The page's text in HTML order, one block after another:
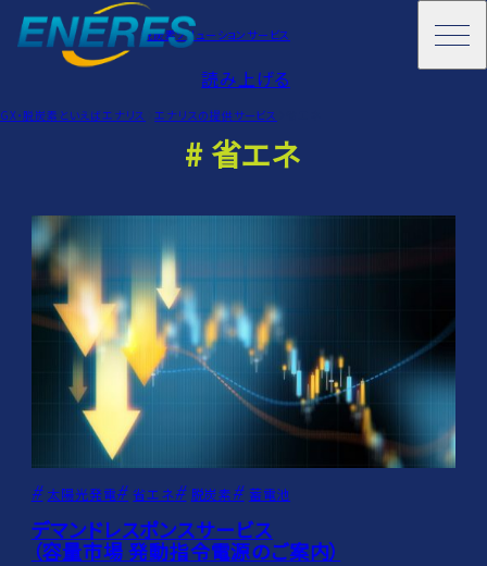
読み上げる
脱炭素ソリューションサービス
GX・脱炭素といえばエナリス エナリスの提供サービス
# 省エネ
太陽光発電 省エネ 脱炭素 蓄電池
デマンドレスポンスサービス
（容量市場 発動指令電源のご案内）